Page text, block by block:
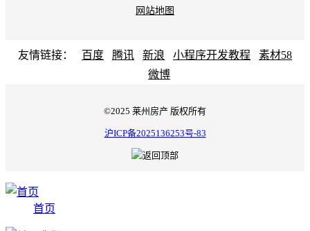
网站地图
友情链接： 百度 腾讯 新浪 小程序开发教程
素材58
微博
©2025 莱州房产 版权所有
沪ICP备2025136253号-83
首页